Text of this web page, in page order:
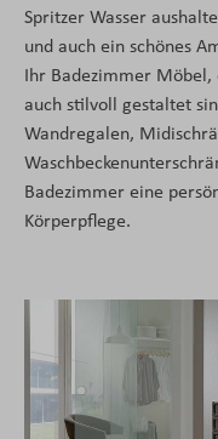
Spritzer Wasser
und auch ein schönes
Ihr Badezimmer
auch stilvoll gestaltet
Wandregalen,
Badezimmer eine
Körperpflege.